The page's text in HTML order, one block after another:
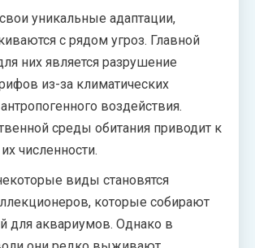
уникальные адаптации,
с рядом угроз. Главной
них является разрушение
из-за климатических
воздействия.
среды обитания приводит к
численности.
виды становятся
которые собирают
для аквариумов. Однако в